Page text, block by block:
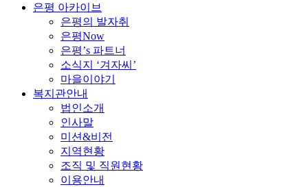
은평 아카이브
은평의 발자취
은평Now
은평’s 파트너
소식지 ‘겨자씨’
마을이야기
복지관안내
법인소개
인사말
미션&비전
지역현황
조직 및 직원현황
이용안내